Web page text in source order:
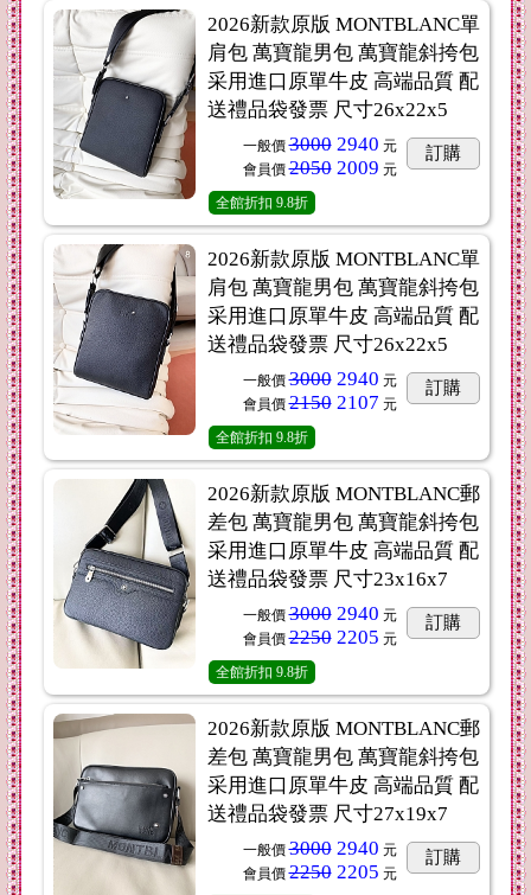
2026新款原版 MONTBLANC單
肩包 萬寶龍男包 萬寶龍斜挎包
采用進口原單牛皮 高端品質 配
送禮品袋發票 尺寸26x22x5
一般價 30002940 元
會員價 20502009 元
訂購
全館折扣 9.8折
2026新款原版 MONTBLANC單
肩包 萬寶龍男包 萬寶龍斜挎包
采用進口原單牛皮 高端品質 配
送禮品袋發票 尺寸26x22x5
一般價 30002940 元
會員價 21502107 元
訂購
全館折扣 9.8折
2026新款原版 MONTBLANC郵
差包 萬寶龍男包 萬寶龍斜挎包
采用進口原單牛皮 高端品質 配
送禮品袋發票 尺寸23x16x7
一般價 30002940 元
會員價 22502205 元
訂購
全館折扣 9.8折
2026新款原版 MONTBLANC郵
差包 萬寶龍男包 萬寶龍斜挎包
采用進口原單牛皮 高端品質 配
送禮品袋發票 尺寸27x19x7
一般價 30002940 元
會員價 22502205 元
訂購